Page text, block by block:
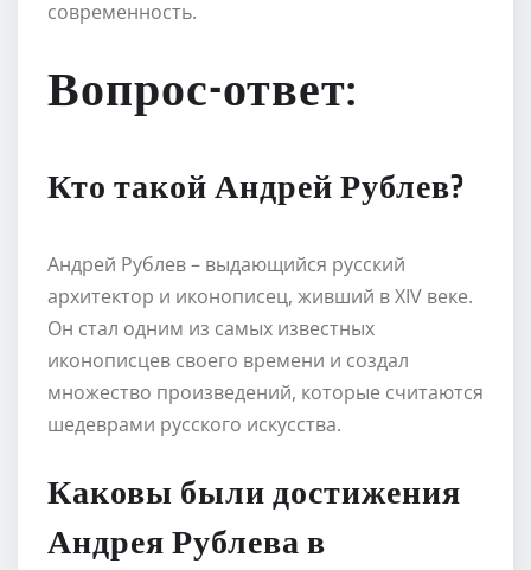
современность.
Вопрос-ответ:
Кто такой Андрей Рублев?
Андрей Рублев – выдающийся русский
архитектор и иконописец, живший в XIV веке.
Он стал одним из самых известных
иконописцев своего времени и создал
множество произведений, которые считаются
шедеврами русского искусства.
Каковы были достижения
Андрея Рублева в